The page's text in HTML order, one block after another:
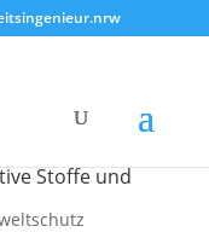
Stoffe und